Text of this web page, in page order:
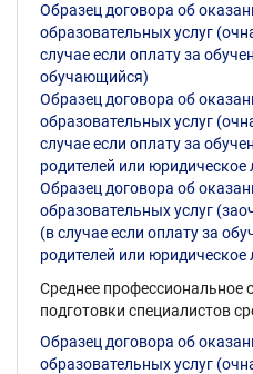
Образец договора об
образовательных услуг
случае если оплату за
обучающийся)
Образец договора об
образовательных услуг
случае если оплату за
родителей или юридическое
Образец договора об
образовательных услуг
(в случае если оплату за
родителей или юридическое
Среднее профессиональное
подготовки специалистов
Образец договора об
образовательных услуг